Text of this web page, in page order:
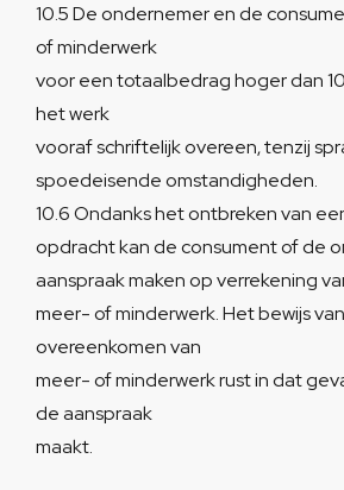
10.5 De ondernemer en de
of minderwerk
voor een totaalbedrag hoger dan
het werk
vooraf schriftelijk overeen, tenzij
spoedeisende omstandigheden.
10.6 Ondanks het ontbreken van
opdracht kan de consument of de
aanspraak maken op verrekening
meer- of minderwerk. Het bewijs
overeenkomen van
meer- of minderwerk rust in dat
de aanspraak
maakt.